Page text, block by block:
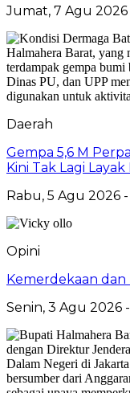
Jumat, 7 Agu 2026
Daerah
Gempa 5,6 M
Kini Tak Lagi
Rabu, 5 Agu 2026
Opini
Kemerdekaan dan
Senin, 3 Agu 2026